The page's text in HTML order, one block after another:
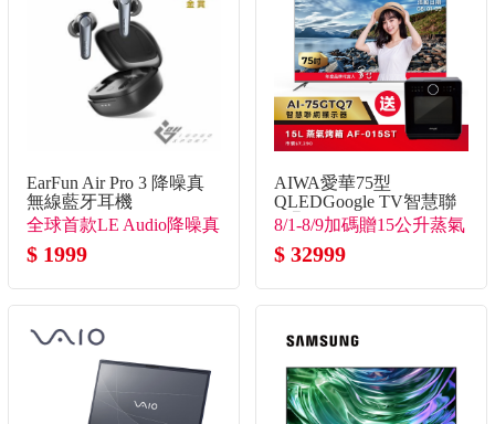
EarFun Air Pro 3 降噪真
無線藍牙耳機
全球首款LE Audio降噪真
無線
$ 1999
AIWA愛華75型
QLEDGoogle TV智慧聯
網顯示器
8/1-8/9加碼贈15公升蒸氣
烤箱(市價7990)
$ 32999